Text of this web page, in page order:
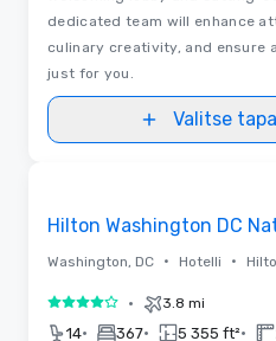
dedicated team will enhance
culinary creativity, and ensure
just for you.
Valitse
Hilton Washington DC
Washington, DC • Hotelli •
4 / 5 • 3.8 mi
14• 367• 5 355 ft²•